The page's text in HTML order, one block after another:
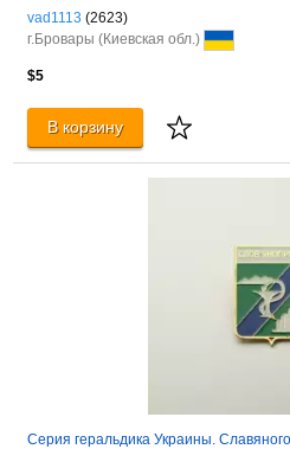
vad1113 (2623)
г.Бровары (Киевская обл.)
$5
В корзину
Серия геральдика Украины.